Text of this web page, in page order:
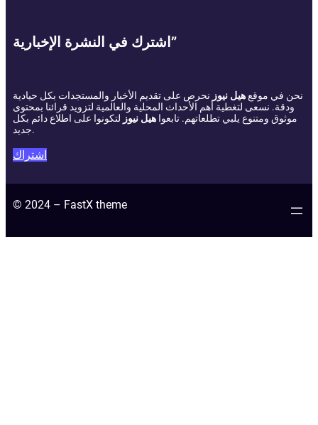
اشترك في النشرة الإخبارية”
نحن في موقعهيل نيوز نحرص على تقديم الأخبار والمستجدات بكل حيادية
ودقة. نسعى لتغطية أهم الأحداث المحلية والعالمية لتزويد قرائنا بمحتوى
موثوق ومتنوع يلبي تطلعاتهم. تابعوا هيل نيوز لتكونوا على اطلاع دائم بكل
جديد.
اشتراك
© 2024 – FastX theme